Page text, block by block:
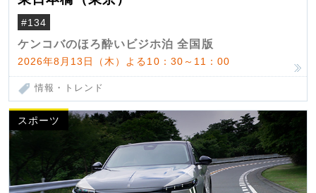
#134
ケンコバのほろ酔いビジホ泊 全国版
2026年8月13日（木）よる10：30～11：00
情報・トレンド
スポーツ